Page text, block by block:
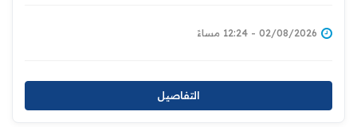
02/08/2026 - 12:24 مساءً
التفاصيل